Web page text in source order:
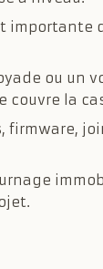
importante
ou un
couvre la
firmware,